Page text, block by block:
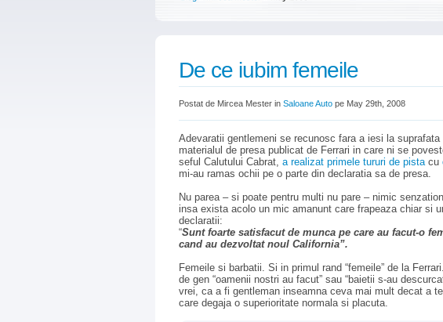
De ce iubim femeile
Postat de Mircea Mester in Saloane Auto pe May 29th, 2008
Adevaratii gentlemeni se recunosc fara a iesi la
materialul de presa publicat de Ferrari in care ni se
seful Calutului Cabrat, a realizat primele tururi de pistacu
mi-au ramas ochii pe o parte din declaratia sa de presa.
Nu parea – si poate pentru multi nu pare – nimic
insa exista acolo un mic amanunt care frapeaza chiar si
declaratii:
“Sunt foarte satisfacut de munca pe care au facut-o
cand au dezvoltat noul California”.
Femeile si barbatii. Si in primul rand “femeile” de la
de gen “oamenii nostri au facut” sau “baietii s-au
vrei, ca a fi gentleman inseamna ceva mai mult decat a
care degaja o superioritate normala si placuta.